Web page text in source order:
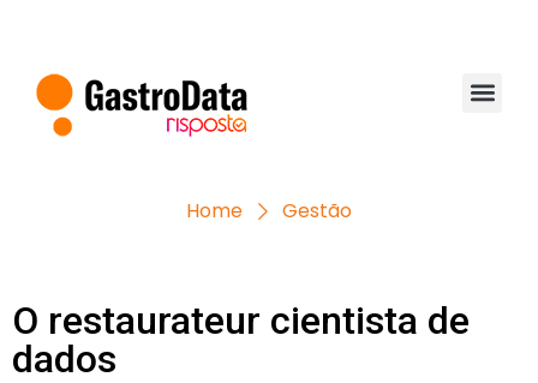
Home Gestão
O restaurateur cientista de
dados